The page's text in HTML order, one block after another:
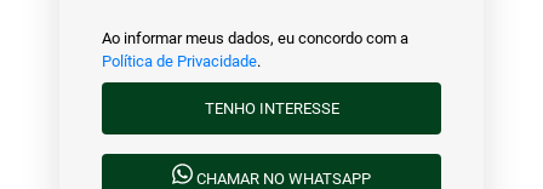
Ao informar meus dados, eu concordo com a
Política de Privacidade.
TENHO INTERESSE
CHAMAR NO WHATSAPP